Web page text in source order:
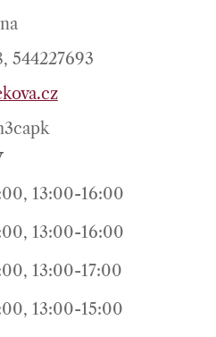
544227693
13:00-16:00
13:00-16:00
13:00-17:00
13:00-15:00